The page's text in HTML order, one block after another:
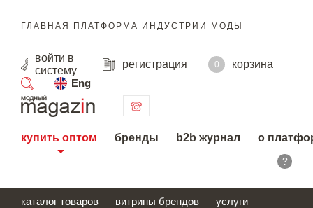
ГЛАВНАЯ ПЛАТФОРМА ИНДУСТРИИ МОДЫ
войти в
систему
регистрация 0
корзина
Eng
поиск
купить оптом бренды b2b журнал о
?
каталог товаров витрины брендов услуги